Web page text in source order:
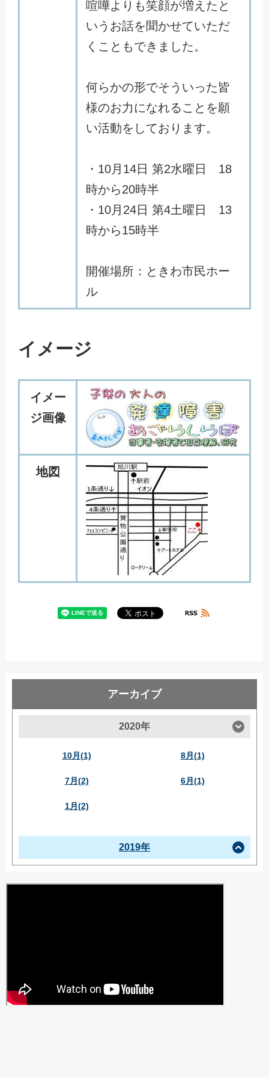
喧嘩よりも笑顔が増えたと
いうお話を聞かせていただ
くこともできました。
何らかの形でそういった皆
様のお力になれることを願
い活動をしております。
・10月14日 第2水曜日 18
時から20時半
・10月24日 第4土曜日 13
時から15時半
開催場所：ときわ市民ホー
ル
イメージ
イメー
ジ画像
地図
アーカイブ
2020年
10月(1) 8月(1)
7月(2) 6月(1)
1月(2)
2019年